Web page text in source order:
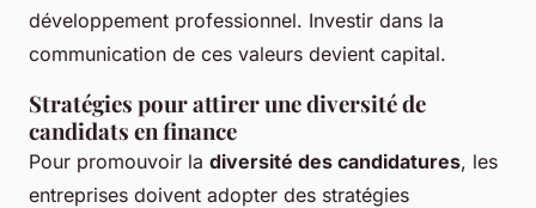
développement professionnel. Investir dans la
communication de ces valeurs devient capital.
Stratégies pour attirer une diversité de
candidats en finance
Pour promouvoir la diversité des candidatures, les
entreprises doivent adopter des stratégies